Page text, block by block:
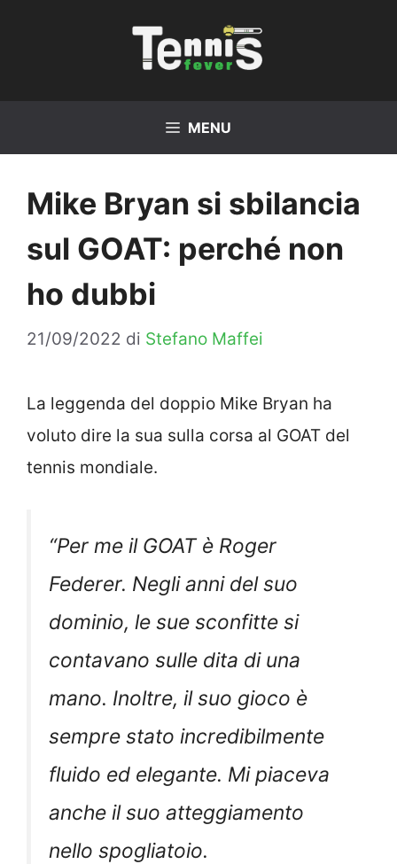
MENU
Mike Bryan si sbilancia
sul GOAT: perché non
ho dubbi
21/09/2022 di Stefano Maffei
La leggenda del doppio Mike Bryan ha
voluto dire la sua sulla corsa al GOAT del
tennis mondiale.
“Per me il GOAT è Roger
Federer. Negli anni del suo
dominio, le sue sconfitte si
contavano sulle dita di una
mano. Inoltre, il suo gioco è
sempre stato incredibilmente
fluido ed elegante. Mi piaceva
anche il suo atteggiamento
nello spogliatoio.